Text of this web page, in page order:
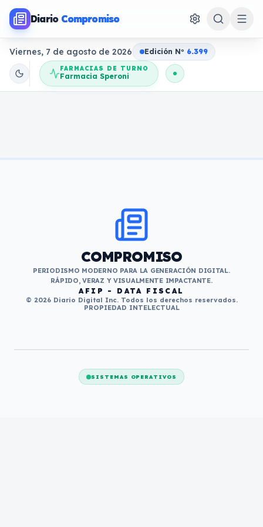
Diario Compromiso
Viernes, 7 de agosto de 2026 Edición No 6.399
FARMACIAS DE TURNO
Farmacia Speroni
COMPROMISO
PERIODISMO MODERNO PARA LA GENERACIÓN DIGITAL.
RÁPIDO, VERAZ Y VISUALMENTE IMPACTANTE.
AFIP - DATA FISCAL
© 2026 Diario Digital Inc. Todos los derechos reservados.
PROPIEDAD INTELECTUAL
SISTEMAS OPERATIVOS